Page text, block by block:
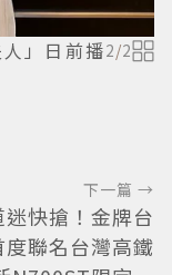
」日前播2/2
下一篇 →
迷快搶！金牌台
度聯名台灣高鐵